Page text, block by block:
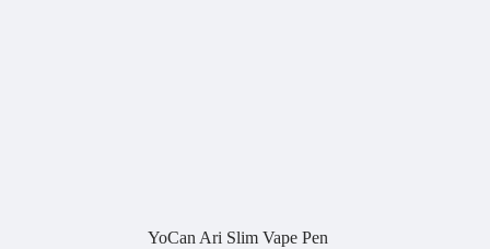
YoCan Ari Slim Vape Pen